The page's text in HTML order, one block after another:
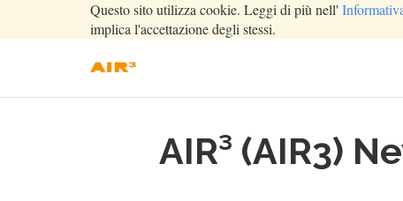
Questo sito utilizza cookie. Leggi di più nell'
implica l'accettazione degli stessi.
AIR³ (AIR3)